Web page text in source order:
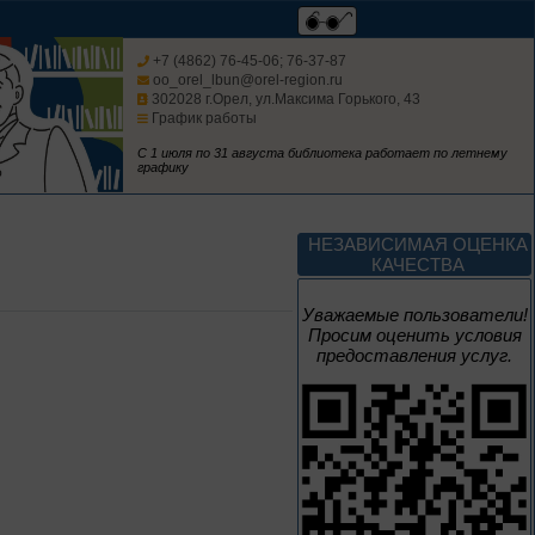
+7 (4862) 76-45-06; 76-37-87
oo_orel_lbun@orel-region.ru
302028 г.Орел, ул.Максима Горького, 43
График работы
С 1 июля по 31 августа библиотека работает по летнему
графику
НЕЗАВИСИМАЯ ОЦЕНКА
КАЧЕСТВА
Уважаемые пользователи!
Просим оценить условия
предоставления услуг.
Изучаем русский
язык
Россия: приглашение
в путешествие
Цикл выставок литературы
До конца года
Мастера кисти:
галерея талантов
Цикл выставок литературы